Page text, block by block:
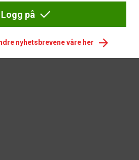
Logg på
nyhetsbrevene våre her